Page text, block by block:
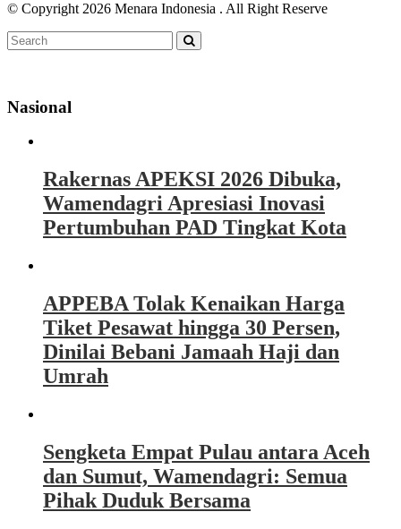
© Copyright 2026 Menara Indonesia . All Right Reserve
Nasional
Rakernas APEKSI 2026 Dibuka,
Wamendagri Apresiasi Inovasi
Pertumbuhan PAD Tingkat Kota
APPEBA Tolak Kenaikan Harga
Tiket Pesawat hingga 30 Persen,
Dinilai Bebani Jamaah Haji dan
Umrah
Sengketa Empat Pulau antara Aceh
dan Sumut, Wamendagri: Semua
Pihak Duduk Bersama